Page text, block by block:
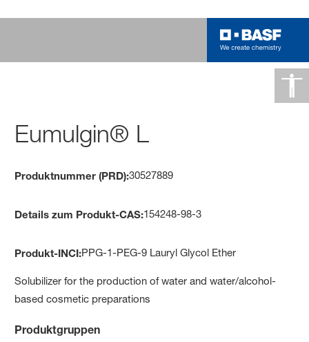
Eumulgin® L
Produktnummer (PRD):30527889
Details zum Produkt-CAS:154248-98-3
Produkt-INCI:PPG-1-PEG-9 Lauryl Glycol Ether
Solubilizer for the production of water and water/alcohol-
based cosmetic preparations
Produktgruppen